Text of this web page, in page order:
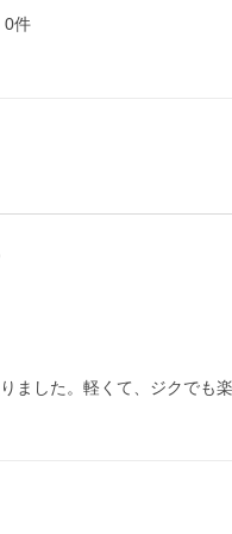
0件
ました。軽くて、ジクでも楽